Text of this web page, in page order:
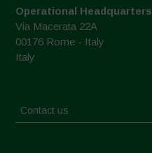
Operational Headquarters
Via Macerata 22A
00176 Rome - Italy
Italy
Contact us